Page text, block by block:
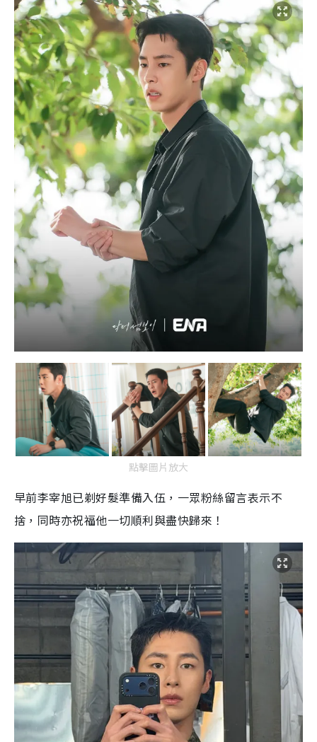
點擊圖片放大
早前李宰旭已剃好髮準備入伍，一眾粉絲留言表示不
捨，同時亦祝福他一切順利與盡快歸來！